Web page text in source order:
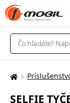
Vyhľadávanie
Tu
nachádzate:
SELFIE